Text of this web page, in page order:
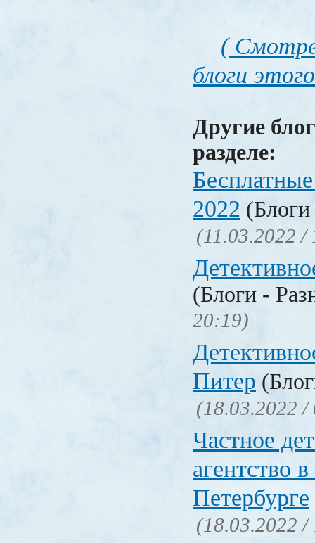
(
блоги
Другие
разделе:
2022
(11.03.2022 /
(Блоги -
20:19)
Питер
(18.03.2022 /
Частное
агентство
Петербурге
(18.03.2022 /